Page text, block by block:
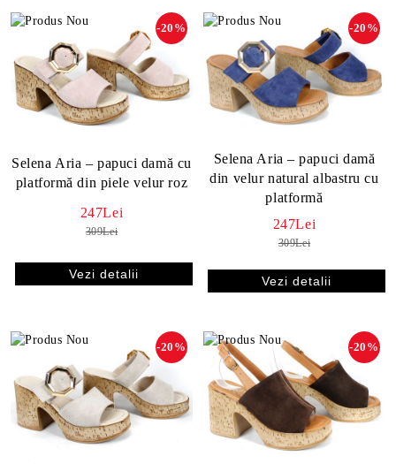
Selena Aria – papuci damă cu
platformă din piele velur roz
-20%
247Lei
309Lei
Vezi detalii
Selena Aria – papuci damă
din velur natural albastru cu
platformă
-20%
247Lei
309Lei
Vezi detalii
-20% -20%